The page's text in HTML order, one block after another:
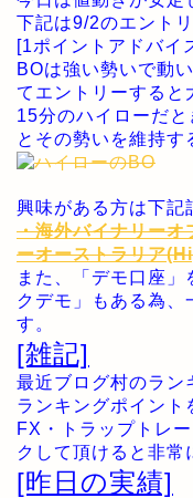
下記は9/2のエントリ
[1ポイントアドバイ
BOは強い勢いで動
てエントリーすると
15分のハイローだ
とその勢いを維持す
興味がある方は下記
・海外バイナリーオ
ーオーストラリア
また、「デモ口座」
クデモ」もある為、
す。
[雑記]
最近ブログ村のラン
ランキングポイント
FX・トラップトレ
クして頂けると非常
[昨日の実績]